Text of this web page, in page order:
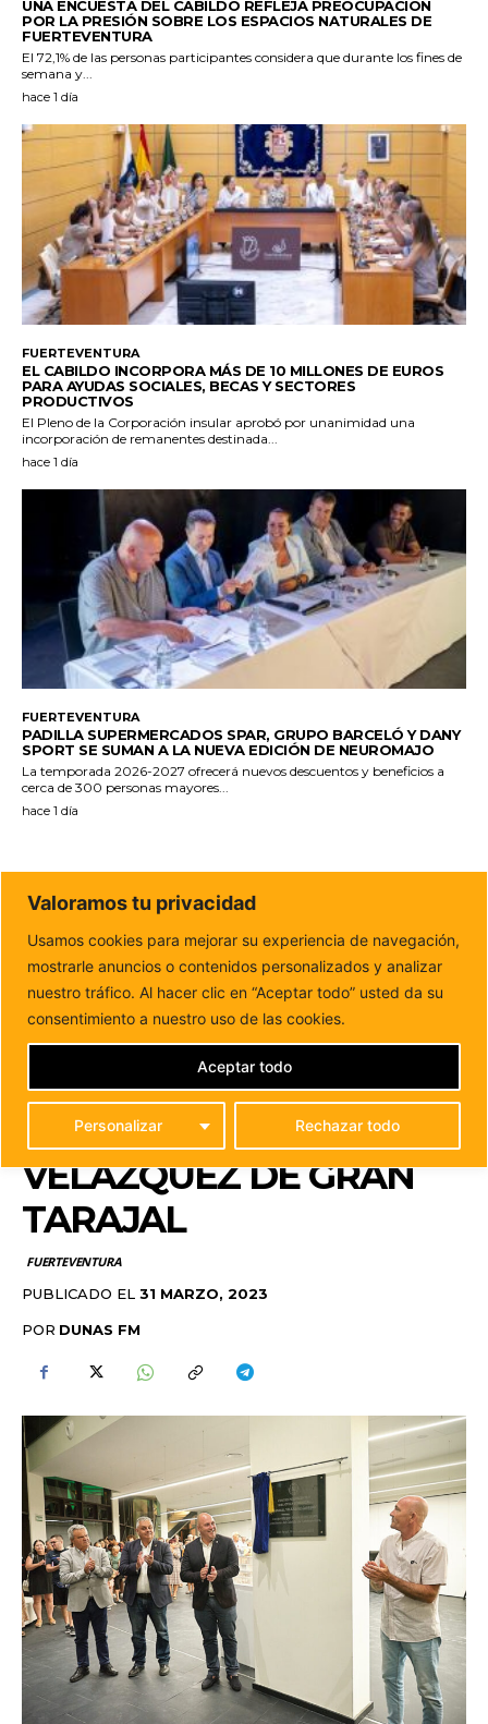
UNA ENCUESTA DEL CABILDO REFLEJA PREOCUPACIÓN
POR LA PRESIÓN SOBRE LOS ESPACIOS NATURALES DE
FUERTEVENTURA
El 72,1% de las personas participantes considera que durante los fines de
semana y...
hace 1 día
FUERTEVENTURA
EL CABILDO INCORPORA MÁS DE 10 MILLONES DE EUROS
PARA AYUDAS SOCIALES, BECAS Y SECTORES
PRODUCTIVOS
El Pleno de la Corporación insular aprobó por unanimidad una
incorporación de remanentes destinada...
hace 1 día
FUERTEVENTURA
PADILLA SUPERMERCADOS SPAR, GRUPO BARCELÓ Y DANY
SPORT SE SUMAN A LA NUEVA EDICIÓN DE NEUROMAJO
La temporada 2026-2027 ofrecerá nuevos descuentos y beneficios a
cerca de 300 personas mayores...
hace 1 día